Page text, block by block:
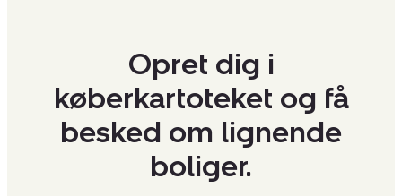
Opret dig i
køberkartoteket og få
besked om lignende
boliger.